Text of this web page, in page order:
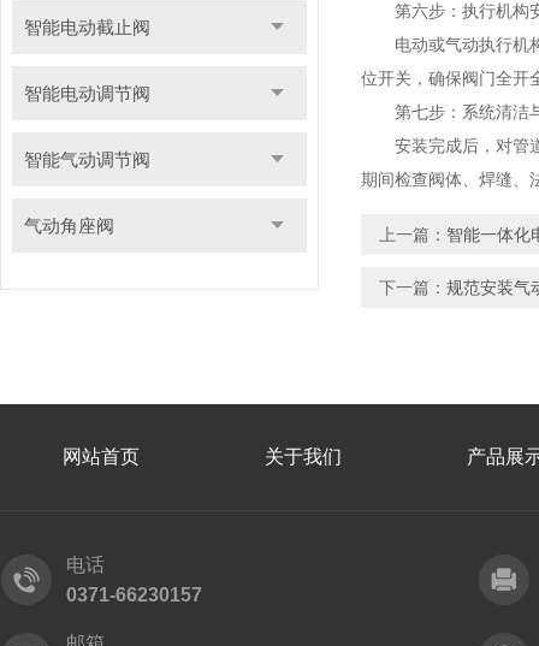
智能电动截止阀
智能电动调节阀
智能气动调节阀
气动角座阀
第六步：执行机构
电动或气动执行机构
位开关，确保阀门全开
第七步：系统清洁
安装完成后，对管道
期间检查阀体、焊缝、
上一篇： 智能一体化
下一篇： 规范安装气
网站首页 关于我们 产品展
电话
0371-66230157